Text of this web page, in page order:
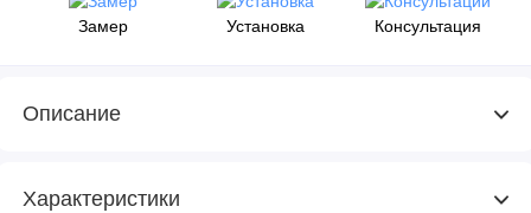
Замер Установка Консультация
Описание
Характеристики